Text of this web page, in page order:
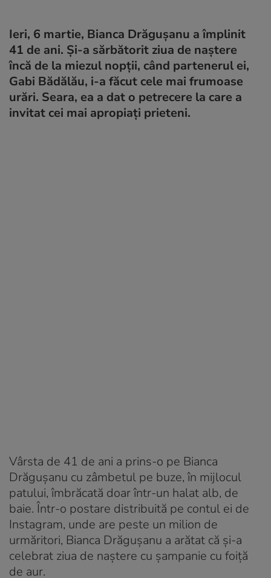
Ieri, 6 martie, Bianca Drăgușanu a împlinit
41 de ani. Și-a sărbătorit ziua de naștere
încă de la miezul nopții, când partenerul ei,
Gabi Bădălău, i-a făcut cele mai frumoase
urări. Seara, ea a dat o petrecere la care a
invitat cei mai apropiați prieteni.
Vârsta de 41 de ani a prins-o pe Bianca
Drăgușanu cu zâmbetul pe buze, în mijlocul
patului, îmbrăcată doar într-un halat alb, de
baie. Într-o postare distribuită pe contul ei de
Instagram, unde are peste un milion de
urmăritori, Bianca Drăgușanu a arătat că și-a
celebrat ziua de naștere cu șampanie cu foiță
de aur.